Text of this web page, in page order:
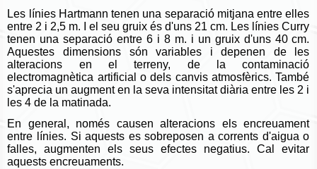
Les línies Hartmann tenen una separació mitjana entre elles
entre 2 i 2,5 m. I el seu gruix és d'uns 21 cm. Les línies Curry
tenen una separació entre 6 i 8 m. i un gruix d'uns 40 cm.
Aquestes dimensions són variables i depenen de les
alteracions en el terreny, de la contaminació
electromagnètica artificial o dels canvis atmosfèrics. També
s'aprecia un augment en la seva intensitat diària entre les 2 i
les 4 de la matinada.
En general, només causen alteracions els encreuament
entre línies. Si aquests es sobreposen a corrents d'aigua o
falles, augmenten els seus efectes negatius. Cal evitar
aquests encreuaments.